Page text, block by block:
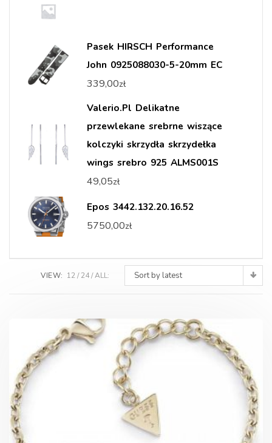
Sort by latest
VIEW: 12 24 ALL:
Pasek HIRSCH Performance
John 0925088030-5-20mm EC
339,00zł
Valerio.Pl Delikatne
przewlekane srebrne wiszące
kolczyki skrzydła skrzydełka
wings srebro 925 ALMS001S
49,05zł
Epos 3442.132.20.16.52
5750,00zł